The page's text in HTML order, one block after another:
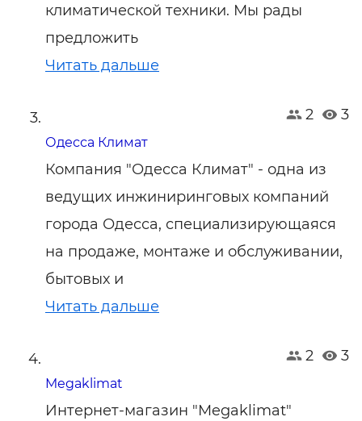
климатической техники. Мы рады
предложить
Читать дальше
2 3
Одесса Климат
Компания "Одесса Климат" - одна из
ведущих инжиниринговых компаний
города Одесса, специализирующаяся
на продаже, монтаже и обслуживании,
бытовых и
Читать дальше
2 3
Megaklimat
Интернет-магазин "Megaklimat"